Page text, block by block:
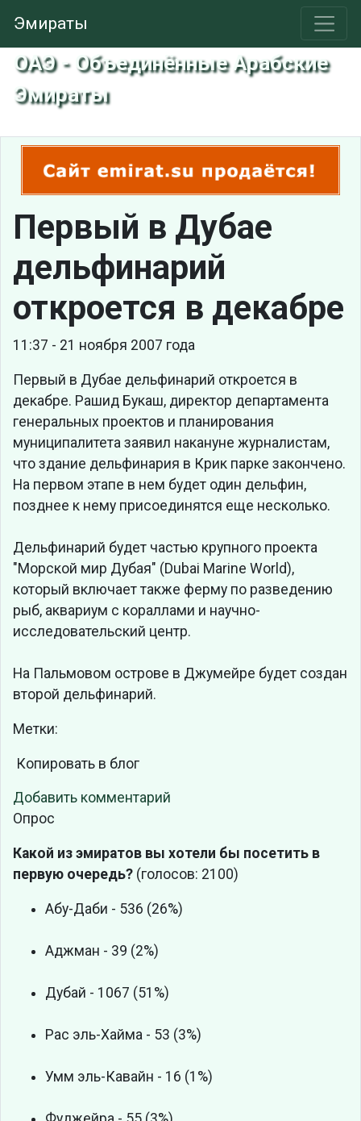
Эмираты
ОАЭ - Объединённые Арабские
Эмираты
Первый в Дубае
дельфинарий
откроется в декабре
11:37 - 21 ноября 2007 года
Первый в Дубае дельфинарий откроется в
декабре. Рашид Букаш, директор департамента
генеральных проектов и планирования
муниципалитета заявил накануне журналистам,
что здание дельфинария в Крик парке закончено.
На первом этапе в нем будет один дельфин,
позднее к нему присоединятся еще несколько.
Дельфинарий будет частью крупного проекта
"Морской мир Дубая" (Dubai Marine World),
который включает также ферму по разведению
рыб, аквариум с кораллами и научно-
исследовательский центр.
На Пальмовом острове в Джумейре будет создан
второй дельфинарий.
Метки:
Копировать в блог
Добавить комментарий
Опрос
Какой из эмиратов вы хотели бы посетить в
первую очередь? (голосов: 2100)
Абу-Даби - 536 (26%)
Аджман - 39 (2%)
Дубай - 1067 (51%)
Рас эль-Хайма - 53 (3%)
Умм эль-Кавайн - 16 (1%)